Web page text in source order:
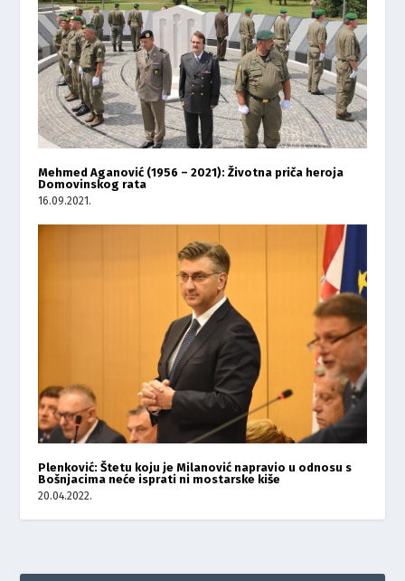
Mehmed Aganović (1956 – 2021): Životna priča heroja
Domovinskog rata
16.09.2021.
Plenković: Štetu koju je Milanović napravio u odnosu s
Bošnjacima neće isprati ni mostarske kiše
20.04.2022.